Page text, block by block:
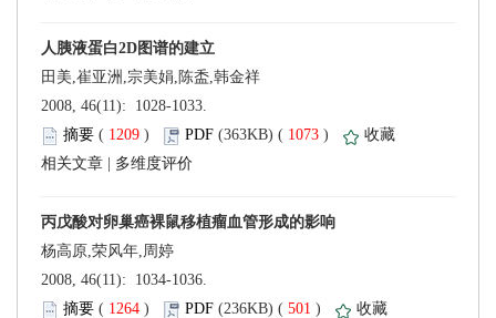
2008, 46(11): 1028-1033.
(
) 1073 )
2008, 46(11): 1034-1036.
(
) 501 )